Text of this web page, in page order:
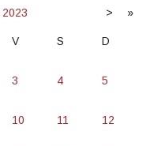
2023 > »
V S D
3 4 5
10 11 12